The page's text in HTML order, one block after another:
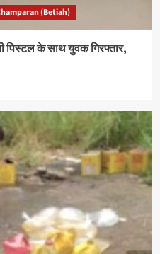
(Betiah)
पिस्टल के साथ युवक गिरफ्तार,